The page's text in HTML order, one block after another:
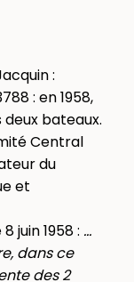
:
: en 1958,
bateaux.
Central
du
et
juin 1958 : ...
dans ce
des 2